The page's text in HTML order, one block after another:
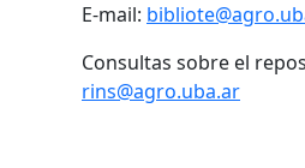
E-mail:
Consultas sobre el
rins@agro.uba.ar